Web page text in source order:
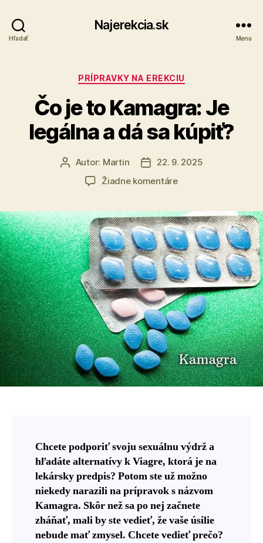
Hľadať
Najerekcia.sk
Menu
Kategórie
PRÍPRAVKY NA EREKCIU
Čo je to Kamagra: Je
legálna a dá sa kúpiť?
Autor
článku
Autor: Martin
Dátum
článku
22. 9. 2025
Žiadne komentárena
to
Kamagra:
Je
legálna
a
dá
sa
kúpiť?
Chcete podporiť svoju sexuálnu výdrž a
hľadáte alternatívy k Viagre, ktorá je na
lekársky predpis? Potom ste už možno
niekedy narazili na prípravok s názvom
Kamagra. Skôr než sa po nej začnete
zháňať, mali by ste vedieť, že vaše úsilie
nebude mať zmysel. Chcete vedieť prečo?